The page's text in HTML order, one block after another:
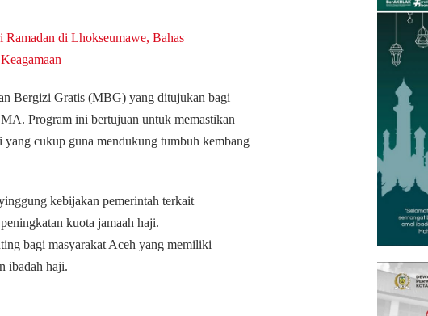
di Lhokseumawe, Bahas
Bergizi Gratis (MBG) yang ditujukan bagi
Program ini bertujuan untuk memastikan
yang cukup guna mendukung tumbuh kembang
kebijakan pemerintah terkait
kuota jamaah haji.
bagi masyarakat Aceh yang memiliki
ibadah haji.